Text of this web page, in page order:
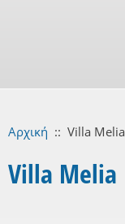
Αρχική :: Villa Melia
Villa Melia